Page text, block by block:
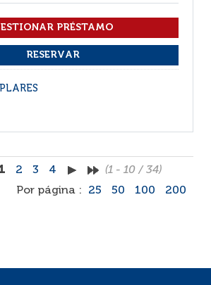
1 2 3 4
(1 - 10 / 34)
Por página :
25 50 100 200